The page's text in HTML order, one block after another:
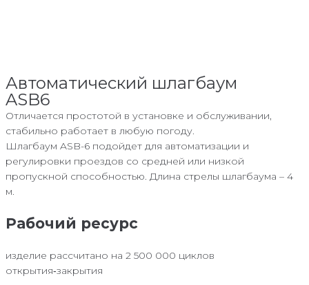
Автоматический шлагбаум
ASB6
Отличается простотой в установке и обслуживании,
стабильно работает в любую погоду.
Шлагбаум ASB-6 подойдет для автоматизации и
регулировки проездов со средней или низкой
пропускной способностью. Длина стрелы шлагбаума – 4
м.
Рабочий ресурс
изделие рассчитано на 2 500 000 циклов
открытия‑закрытия